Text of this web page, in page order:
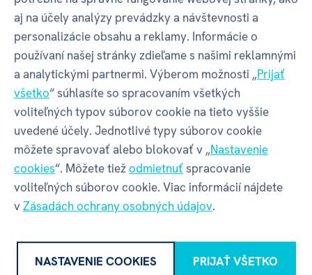
Kód produktu 23560
EAN 5902973103762
Katalógové číslo
Motív Číslo 3
GPSR - Výrobca
aj na účely analýzy prevádzky a návštevnosti a
personalizácie obsahu a reklamy. Informácie o
používaní našej stránky zdieľame s našimi reklamnými
a analytickými partnermi. Výberom možnosti „Prijať
všetko“ súhlasíte so spracovaním všetkých
voliteľných typov súborov cookie na tieto vyššie
uvedené účely. Jednotlivé typy súborov cookie
môžete spravovať alebo blokovať v „Nastavenie
cookies“. Môžete tiežodmietnuťspracovanie
voliteľných súborov cookie. Viac informácií nájdete
vZásadách ochrany osobných údajov.
NASTAVENIE COOKIES PRIJAŤ VŠETKO